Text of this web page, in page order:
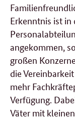
Erkenntnis ist in
angekommen,
großen
die
mehr
Verfügung.
Väter mit